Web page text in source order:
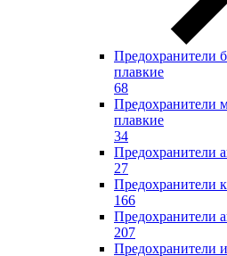
Предохранители
плавкие
68
Предохранители
плавкие
34
Предохранители
27
Предохранители
166
Предохранители
207
Предохранители